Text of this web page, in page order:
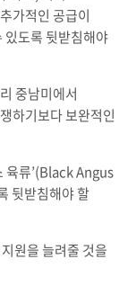
가적인 공급이
있도록 뒷받침해야
중남미에서
하기보다 보완적인
육류’(Black Angus
뒷받침해야 할
원을 늘려줄 것을